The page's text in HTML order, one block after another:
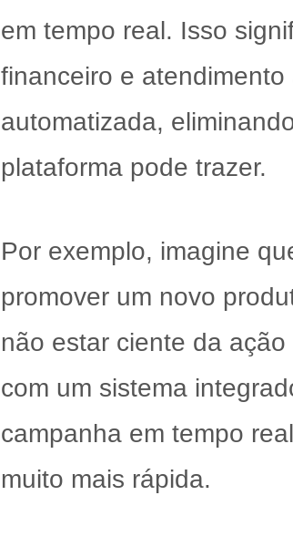
em tempo real. Isso
financeiro e
automatizada,
plataforma pode trazer.
Por exemplo, imagine
promover um novo
não estar ciente da
com um sistema
campanha em tempo
muito mais rápida.